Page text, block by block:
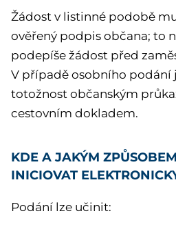
Žádost v listinné podobě
ověřený podpis občana; to
podepíše žádost před
V případě osobního podání
totožnost občanským
cestovním dokladem.
KDE A JAKÝM
INICIOVAT
Podání lze učinit: